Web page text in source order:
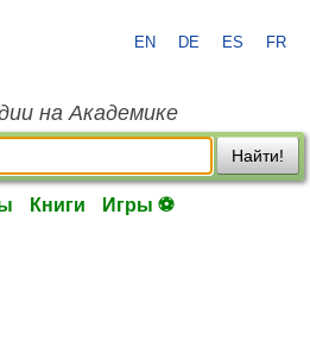
EN DE ES FR
на Академике
Найти!
Книги Игры ⚽